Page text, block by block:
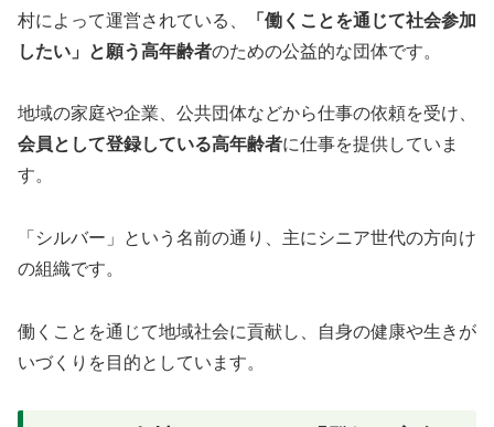
村によって運営されている、
「働くことを通じて社会参加
したい」と願う高年齢者のための公益的な団体です。
地域の家庭や企業、公共団体などから仕事の依頼を受け、
会員として登録している高年齢者に仕事を提供していま
す。
「シルバー」という名前の通り、主にシニア世代の方向け
の組織です。
働くことを通じて地域社会に貢献し、自身の健康や生きが
いづくりを目的としています。